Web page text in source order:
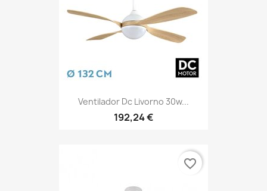
Ventilador Dc Livorno 30w...
192,24 €
favorite_border